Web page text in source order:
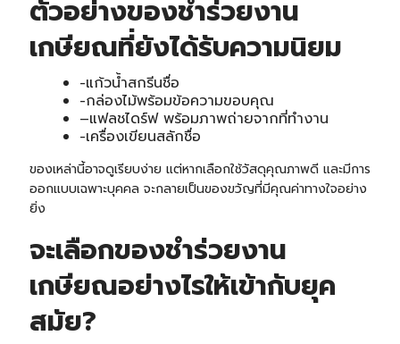
ตัวอย่างของชำร่วยงาน
เกษียณที่ยังได้รับความนิยม
-แก้วน้ำสกรีนชื่อ
-กล่องไม้พร้อมข้อความขอบคุณ
–แฟลชไดร์ฟพร้อมภาพถ่ายจากที่ทำงาน
-เครื่องเขียนสลักชื่อ
ของเหล่านี้อาจดูเรียบง่าย แต่หากเลือกใช้วัสดุคุณภาพดี และมีการ
ออกแบบเฉพาะบุคคล จะกลายเป็นของขวัญที่มีคุณค่าทางใจอย่าง
ยิ่ง
จะเลือกของชำร่วยงาน
เกษียณอย่างไรให้เข้ากับยุค
สมัย?